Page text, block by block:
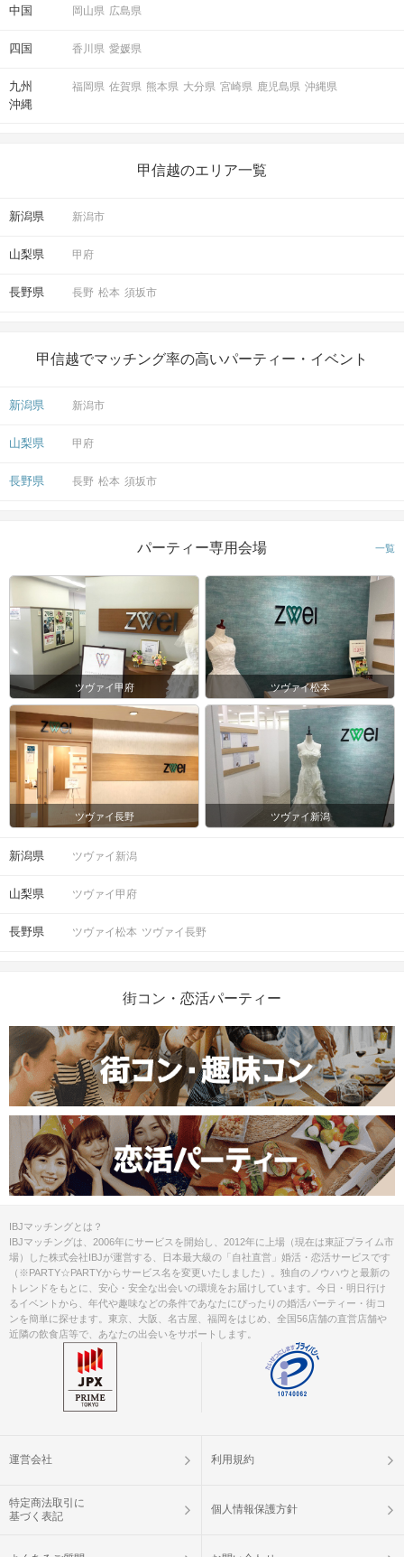
中国 岡山県 広島県
四国 香川県 愛媛県
九州
沖縄
福岡県 佐賀県 熊本県 大分県 宮崎県 鹿児島県 沖縄県
甲信越のエリア一覧
新潟県 新潟市
山梨県 甲府
長野県 長野 松本 須坂市
甲信越でマッチング率の高いパーティー・イベント
新潟県 新潟市
山梨県 甲府
長野県 長野 松本 須坂市
パーティー専用会場 一覧
ツヴァイ甲府 ツヴァイ松本
ツヴァイ長野 ツヴァイ新潟
新潟県 ツヴァイ新潟
山梨県 ツヴァイ甲府
長野県 ツヴァイ松本 ツヴァイ長野
街コン・恋活パーティー
IBJマッチングとは？
IBJマッチングは、2006年にサービスを開始し、2012年に上場（現在は東証プライム市
場）した株式会社IBJが運営する、日本最大級の「自社直営」婚活・恋活サービスです
（※PARTY☆PARTYからサービス名を変更いたしました）。独自のノウハウと最新の
トレンドをもとに、安心・安全な出会いの環境をお届けしています。今日・明日行け
るイベントから、年代や趣味などの条件であなたにぴったりの婚活パーティー・街コ
ンを簡単に探せます。東京、大阪、名古屋、福岡をはじめ、全国56店舗の直営店舗や
近隣の飲食店等で、あなたの出会いをサポートします。
運営会社 利用規約
特定商法取引に
基づく表記
個人情報保護方針